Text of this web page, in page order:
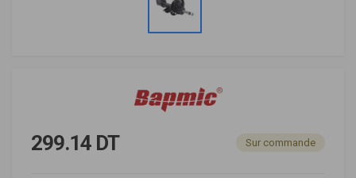
299.14 DT Sur commande